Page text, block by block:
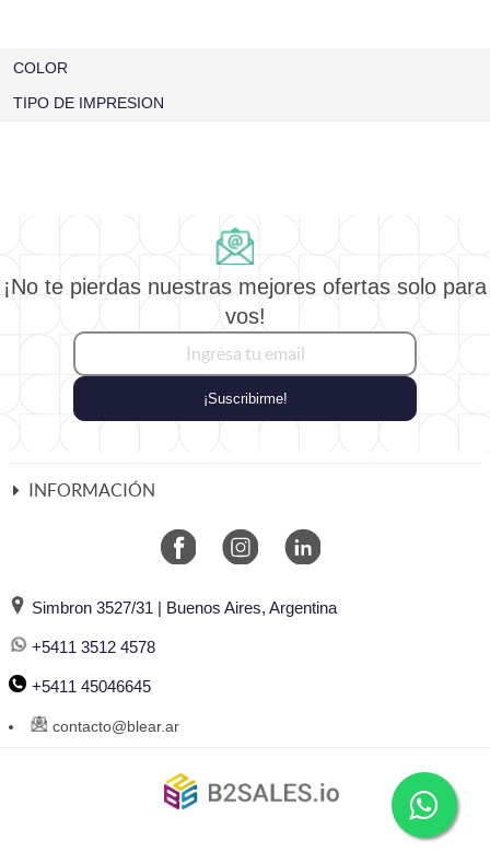
COLOR
TIPO DE IMPRESION
¡No te pierdas nuestras mejores ofertas solo para
vos!
¡Suscribirme!
INFORMACIÓN
Simbron 3527/31 | Buenos Aires, Argentina
+5411 3512 4578
+5411 45046645
contacto@blear.ar